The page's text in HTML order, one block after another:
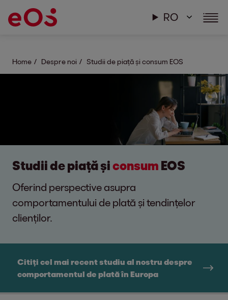
RO
Home Despre noi Studii de piață și consum EOS
Studii de piață șiconsum EOS
Oferind perspective asupra
comportamentului de plată și tendințelor
clienților.
Citiți cel mai recent studiu al nostru despre
comportamentul de plată în Europa